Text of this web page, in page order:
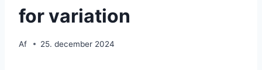
for variation
Af 25. december 2024